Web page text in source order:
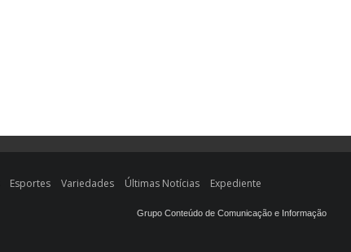
Esportes Variedades Últimas Notícias Expediente
Grupo Conteúdo de Comunicação e Informação